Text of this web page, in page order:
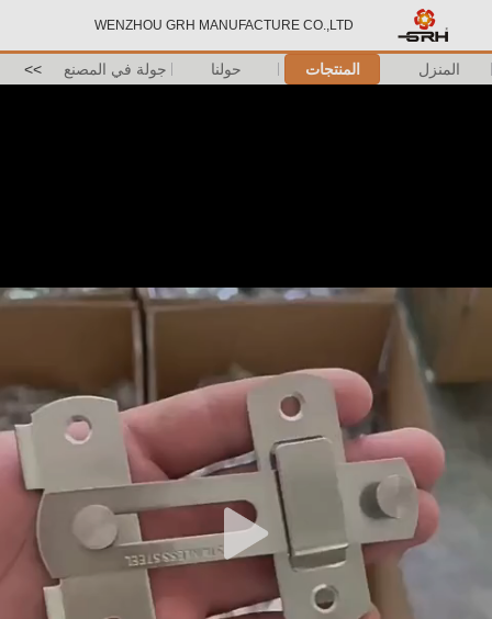
WENZHOU GRH MANUFACTURE CO.,LTD
المنزل المنتجات حولنا جولة في المصنع >>